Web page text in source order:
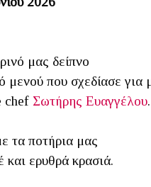
μας δείπνο
μενού που σχεδίασε για
chef Σωτήρης Ευαγγέλου.
τα ποτήρια μας
και ερυθρά κρασιά.